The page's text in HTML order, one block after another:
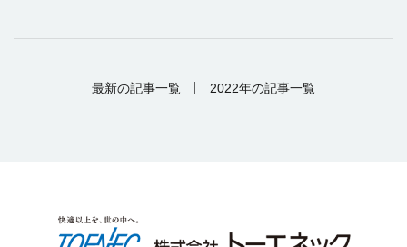
最新の記事一覧 2022年の記事一覧